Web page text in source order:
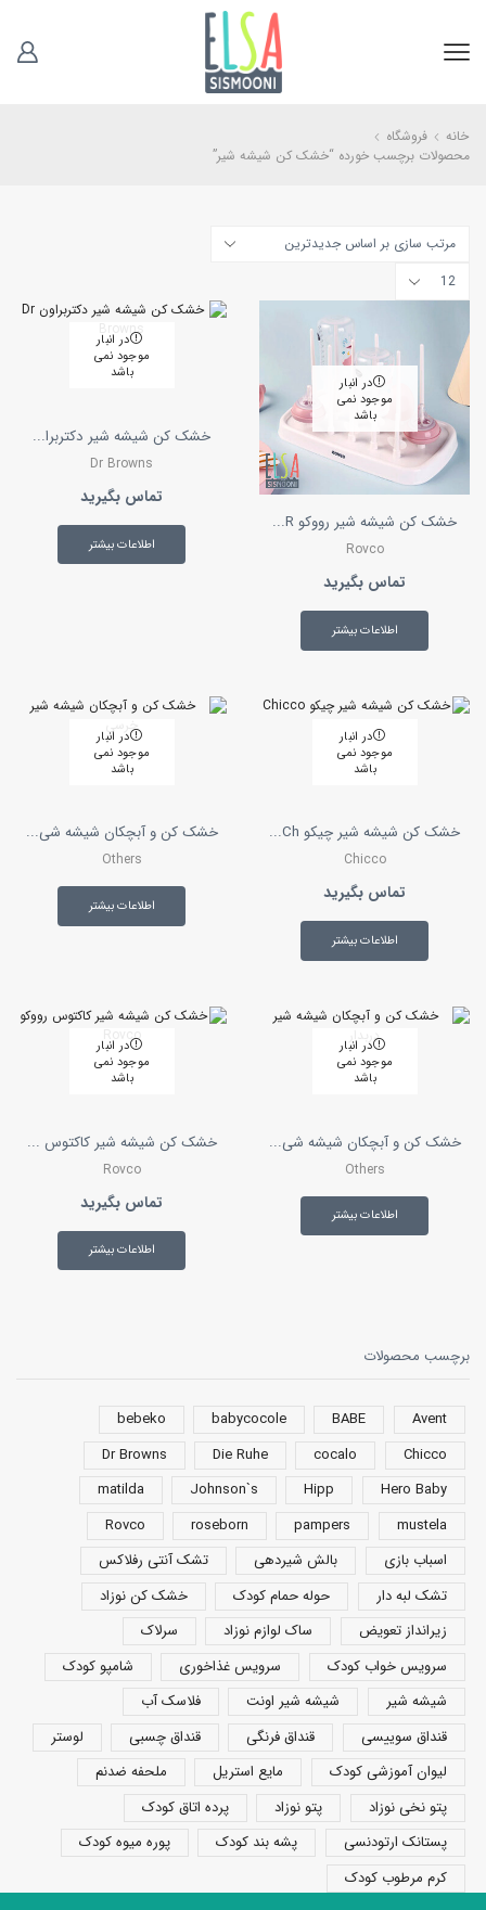
خانه
فروشگاه
محصولات برچسب خورده “خشک کن شیشه شیر”
تعداد
محصولات
هر
صفحه
در انبار
موجود نمی
باشد
خشک کن شیشه شیر رووکو R...
Rovco
تماس بگیرید
اطلاعات بیشتر
در انبار
موجود نمی
باشد
خشک کن شیشه شیر دکتربرا...
Dr Browns
تماس بگیرید
اطلاعات بیشتر
در انبار
موجود نمی
باشد
خشک کن شیشه شیر چیکو Ch...
Chicco
تماس بگیرید
اطلاعات بیشتر
در انبار
موجود نمی
باشد
خشک کن و آبچکان شیشه شی...
Others
اطلاعات بیشتر
در انبار
موجود نمی
باشد
خشک کن و آبچکان شیشه شی...
Others
اطلاعات بیشتر
در انبار
موجود نمی
باشد
خشک کن شیشه شیر کاکتوس ...
Rovco
تماس بگیرید
اطلاعات بیشتر
برچسب محصولات
Avent
BABE
babycocole
bebeko
Chicco
cocalo
Die Ruhe
Dr Browns
Hero Baby
Hipp
Johnson`s
matilda
mustela
pampers
roseborn
Rovco
اسباب بازی
بالش شیردهی
تشک آنتی رفلاکس
تشک لبه دار
حوله حمام کودک
خشک کن نوزاد
زیرانداز تعویض
ساک لوازم نوزاد
سرلاک
سرویس خواب کودک
سرویس غذاخوری
شامپو کودک
شیشه شیر
شیشه شیر اونت
فلاسک آب
قنداق سوییسی
قنداق فرنگی قنداق چسبی
لوستر
لیوان آموزشی کودک
مایع استریل
ملحفه ضدنم
پتو نخی نوزاد
پتو نوزاد
پرده اتاق کودک
پستانک ارتودنسی
پشه بند کودک
پوره میوه کودک
کرم مرطوب کودک